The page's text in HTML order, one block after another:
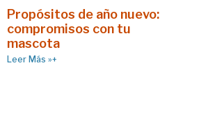
Propósitos de año nuevo:
compromisos con tu
mascota
Leer Más »+